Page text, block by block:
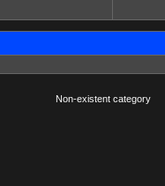
Non-existent category